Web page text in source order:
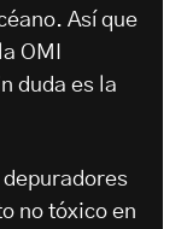
Así que
OMI
duda es la
depuradores
no tóxico en